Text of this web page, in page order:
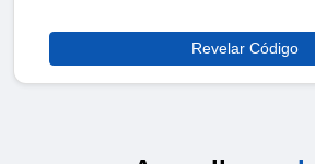
Revelar Código